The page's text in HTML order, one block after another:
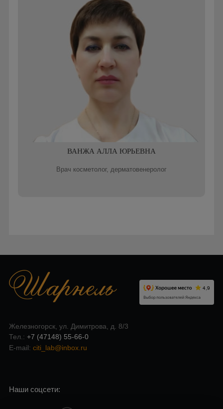
ВАНЖА АЛЛА ЮРЬЕВНА
Врач косметолог, дерматовенеролог
Железногорск, ул. Димитрова, д. 8/3
Тел.: +7 (47148) 55-66-0
E-mail: citi_lab@inbox.ru
Наши соцсети: